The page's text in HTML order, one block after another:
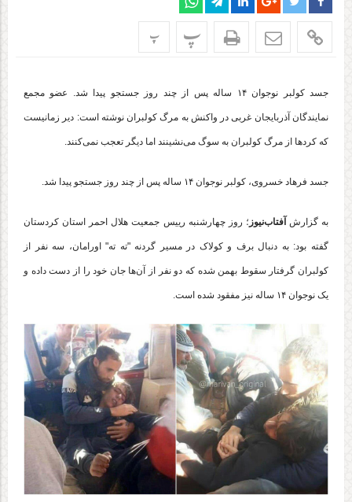
پ پ
جسد کولبر نوجوان ۱۴ ساله پس از چند روز جستجو پیدا شد. عضو مجمع
نمایندگان آذربایجان غربی در واکنش به مرگ کولبران نوشته است: دیر زمانیست
که کردها از مرگ ‎کولبران به سوگ می‌نشینند اما دیگر تعجب نمی‌کنند.
جسد فرهاد خسروی، کولبر نوجوان ۱۴ ساله پس از چند روز جستجو پیدا شد.
به گزارشآفتاب‌نیوز ؛ روز چهارشنبه رییس جمعیت هلال احمر استان کردستان
گفته بود: به دنبال برف و کولاک در مسیر گردنه "ته ته" اورامان، سه نفر از
کولبران گرفتار سقوط بهمن شده که دو نفر از آن‌ها جان خود را از دست داده و
یک نوجوان ۱۴ ساله نیز مفقود شده است.